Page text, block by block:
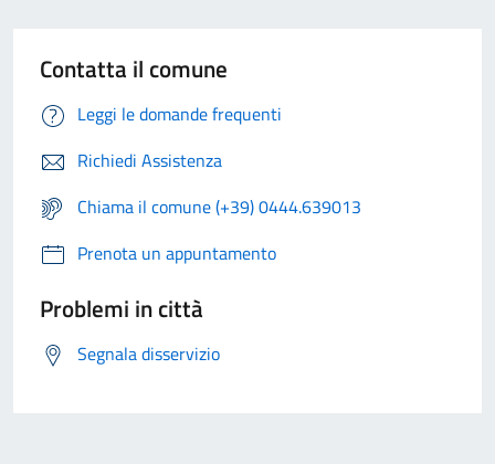
Contatta il comune
Leggi le domande frequenti
Richiedi Assistenza
Chiama il comune (+39) 0444.639013
Prenota un appuntamento
Problemi in città
Segnala disservizio